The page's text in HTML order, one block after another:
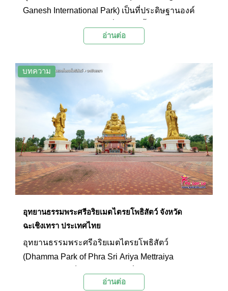
Ganesh International Park) เป็นที่ประดิษฐานองค์
มหึมาซึ่งสามารถมองเห็นองค์เทวรูปที่ตั้งตระหง่าน
อุทยานยังมีร้านค้าจำหน่ายผลิตภัณฑ์ชุมชนอย่าง
เช่น มะพร้าวแปดริ้วที่ส่งตรงมาจากสวน และร้าน
จำหน่ายของที่ระลึก เช่น องค์พระพิฆเนศจำลอง เสื้อ
ยืด จี้โอม และตุ๊กตาหนูบริวาร โดยในทุกๆ วันจะมีนัก
ท่องเที่ยวและผู้มีจิตศรัทธาเดินทางมาสักการะบูชา
กันอย่างเนืองแน่น โดยเชื่อกันว่าองค์พระพิศเนศผู้
เป็นเทพแห่งศิลปะวิทยาการจะดลบันดาลให้เกิด
ความสำเร็จ
อ่านต่อ
บทความ
อุทยานธรรมพระศรีอริยเมตไตรยโพธิสัตว์ จังหวัด
ฉะเชิงเทรา ประเทศไทย
อุทยานธรรมพระศรีอริยเมตไตรยโพธิสัตว์
(Dhamma Park of Phra Sri Ariya Mettraiya
ใหญ่ของพระศรีอริเมตไตรยโพธิสัตว์ พระโพธิสัตว์
อ่านต่อ